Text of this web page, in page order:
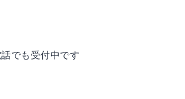
でも受付中です